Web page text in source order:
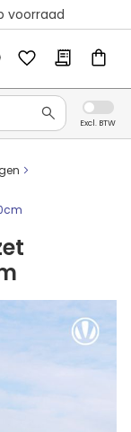
voorraad
verzonden